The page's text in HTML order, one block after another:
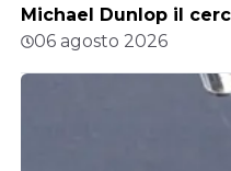
Michael Dunlop il
06 agosto 2026